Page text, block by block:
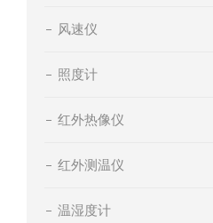
风速仪
照度计
红外热像仪
红外测温仪
温湿度计